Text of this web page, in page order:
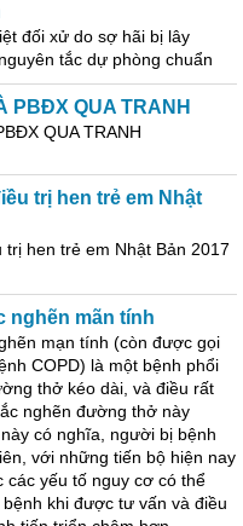
đối xử do sợ hãi bị lây
tắc dự phòng chuẩn
PBĐX QUA TRANH
QUA TRANH
trị hen trẻ em Nhật
trị hen trẻ em Nhật Bản 2017
nghẽn mãn tính
mạn tính (còn được gọi
COPD) là một bệnh phổi
thở kéo dài, và điều rất
nghẽn đường thở này
có nghĩa, người bị bệnh
với những tiến bộ hiện nay
yếu tố nguy cơ có thể
khi được tư vấn và điều